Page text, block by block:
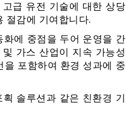
급 유전 기술에 대한 상당
절감에 기여합니다.
에 중점을 두어 운영을 간
가스 산업이 지속 가능성
포함하여 환경 성과에 중
솔루션과 같은 친환경 기